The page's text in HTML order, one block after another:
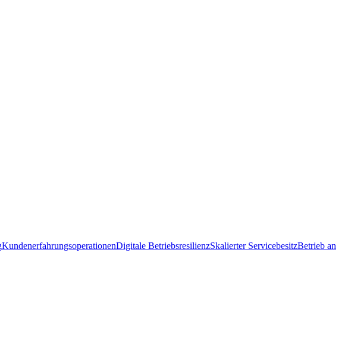
KundenerfahrungsoperationenDigitale BetriebsresilienzSkalierter ServicebesitzBetrieb an